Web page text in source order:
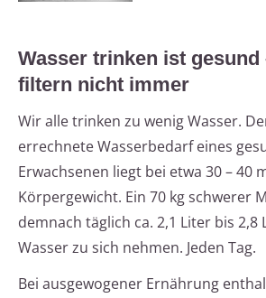
Wasser trinken ist gesund
filtern nicht immer
Wir alle trinken zu wenig Wasser.
errechnete Wasserbedarf eines
Erwachsenen liegt bei etwa 30 – 40
Körpergewicht. Ein 70 kg schwerer
demnach täglich ca. 2,1 Liter bis 2,8
Wasser zu sich nehmen. Jeden Tag.
Bei ausgewogener Ernährung